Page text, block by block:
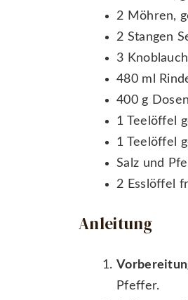
2 Möhren,
2 Stangen
3
480 ml
400 g
1 Teelöffel
1 Teelöffel
Salz und
2 Esslöffel
Anleitung
Pfeffer.